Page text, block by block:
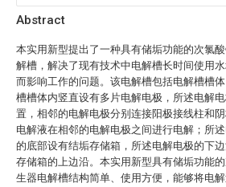
Abstract
本实用新型提出了一种具有储垢功能的次氯
解槽，解决了现有技术中电解槽长时间使用
而影响工作的问题。该电解槽包括电解槽槽
槽槽体内竖直设有多片电解电极，所述电解
置，相邻的电解电极分别连接阳极接线柱和阴
电解液在相邻的电解电极之间进行电解；所
的底部设有结垢存储箱，所述电解电极的下
存储箱的上边沿。本实用新型具有储垢功能
生器电解槽结构简单、使用方便，能够将电